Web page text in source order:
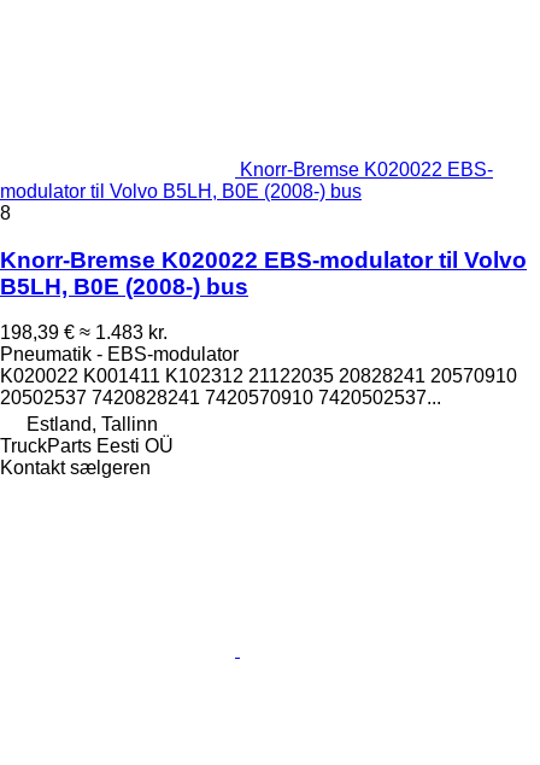
Knorr-Bremse K020022 EBS-
modulator til Volvo B5LH, B0E (2008-) bus
8
Knorr-Bremse K020022 EBS-modulator til Volvo
B5LH, B0E (2008-) bus
198,39 € ≈ 1.483 kr.
Pneumatik - EBS-modulator
K020022 K001411 K102312 21122035 20828241 20570910
20502537 7420828241 7420570910 7420502537...
Estland, Tallinn
TruckParts Eesti OÜ
Kontakt sælgeren